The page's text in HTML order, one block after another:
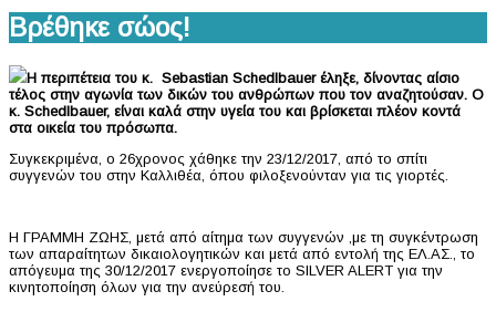
Βρέθηκε σώος!
Η περιπέτεια του κ. Sebastian Schedlbauer έληξε, δίνοντας αίσιο
τέλος στην αγωνία των δικών του ανθρώπων που τον αναζητούσαν. Ο
κ. Schedlbauer, είναι καλά στην υγεία του και βρίσκεται πλέον κοντά
στα οικεία του πρόσωπα.
Συγκεκριμένα, ο 26χρονος χάθηκε την 23/12/2017, από το σπίτι
συγγενών του στην Καλλιθέα, όπου φιλοξενούνταν για τις γιορτές.
Η ΓΡΑΜΜΗ ΖΩΗΣ, μετά από αίτημα των συγγενών ,με τη συγκέντρωση
των απαραίτητων δικαιολογητικών και μετά από εντολή της ΕΛ.ΑΣ., το
απόγευμα της 30/12/2017 ενεργοποίησε το SILVER ALERT για την
κινητοποίηση όλων για την ανεύρεσή του.